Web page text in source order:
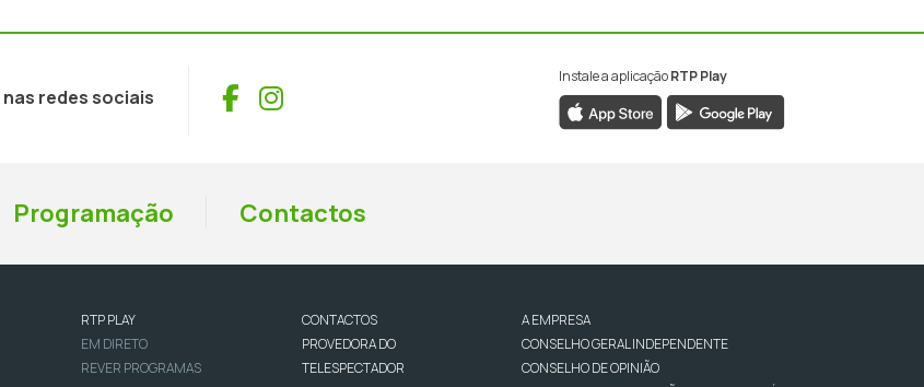
redes sociais Facebook
Instagram
Instale a aplicaçãoRTP Play
Programação Contactos
RTP PLAY
EM DIRETO
REVER PROGRAMAS
CONTACTOS
PROVEDORA DO
TELESPECTADOR
A EMPRESA
CONSELHO GERAL INDEPENDENTE
CONSELHO DE OPINIÃO